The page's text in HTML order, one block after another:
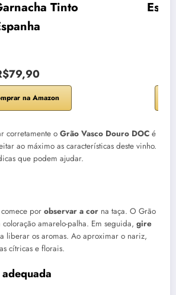
Tinto
na Amazon
corretamente o Grão Vasco Douro DOC é
ao máximo as características deste vinho.
que podem ajudar.
por observar a cor na taça. O Grão
coloração amarelo-palha. Em seguida, gire
liberar os aromas. Ao aproximar o nariz,
cítricas e florais.